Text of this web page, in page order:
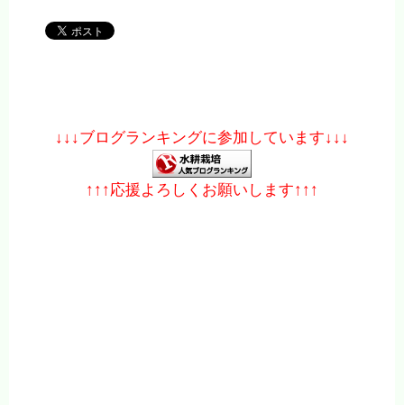
↓↓↓ブログランキングに参加しています↓↓↓
↑↑↑応援よろしくお願いします↑↑↑